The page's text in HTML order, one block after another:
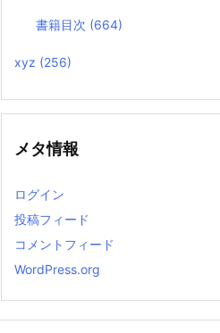
書籍目次 (664)
xyz (256)
メタ情報
ログイン
投稿フィード
コメントフィード
WordPress.org